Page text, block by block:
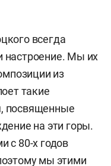
всегда
настроение. Мы их
из
такие
посвященные
на эти горы.
с 80-х годов
мы этими